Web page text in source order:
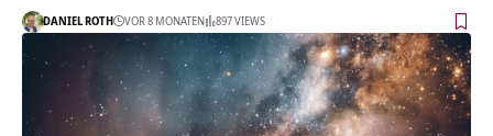
DANIEL ROTH VOR 8 MONATEN 897 VIEWS